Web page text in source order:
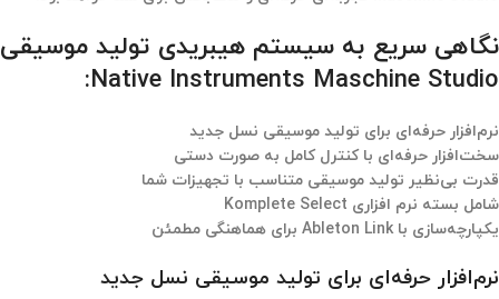
نگاهی سریع به سیستم هیبریدی تولید موسیقی
Native Instruments Maschine Studio:
نرم‌افزار حرفه‌ای برای تولید موسیقی نسل جدید
سخت‌افزار حرفه‌ای با کنترل کامل به صورت دستی
قدرت بی‌نظیر تولید موسیقی متناسب با تجهیزات شما
شامل بسته نرم افزاری Komplete Select
یکپارچه‌سازی با Ableton Link برای هماهنگی مطمئن
نرم‌افزار حرفه‌ای برای تولید موسیقی نسل جدید